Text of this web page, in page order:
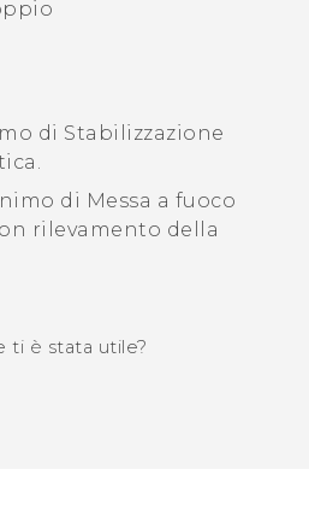
di Stabilizzazione
di Messa a fuoco
rilevamento della
ti è stata utile?